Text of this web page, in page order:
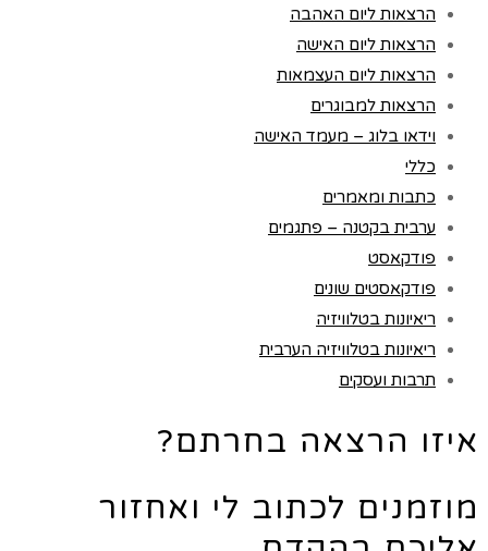
הרצאות ליום האהבה
הרצאות ליום האישה
הרצאות ליום העצמאות
הרצאות למבוגרים
וידאו בלוג – מעמד האישה
כללי
כתבות ומאמרים
ערבית בקטנה – פתגמים
פודקאסט
פודקאסטים שונים
ריאיונות בטלוויזיה
ריאיונות בטלוויזיה הערבית
תרבות ועסקים
איזו הרצאה בחרתם?
מוזמנים לכתוב לי ואחזור